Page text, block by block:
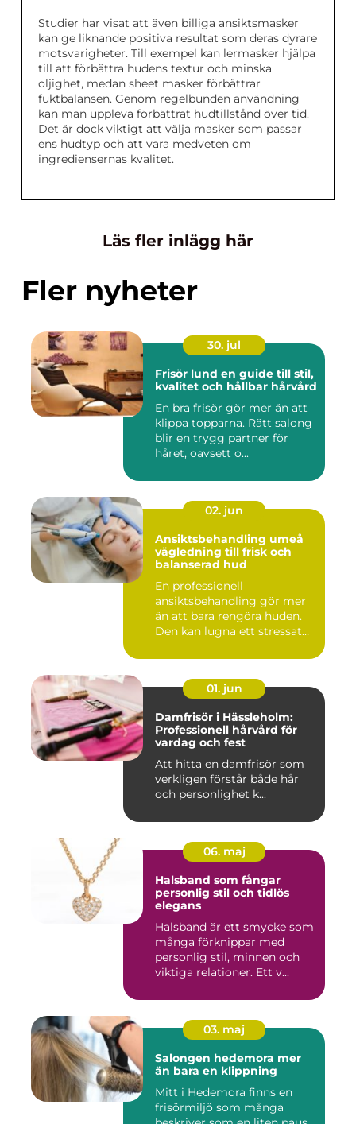
Studier har visat att även billiga ansiktsmasker
kan ge liknande positiva resultat som deras dyrare
motsvarigheter. Till exempel kan lermasker hjälpa
till att förbättra hudens textur och minska
oljighet, medan sheet masker förbättrar
fuktbalansen. Genom regelbunden användning
kan man uppleva förbättrat hudtillstånd över tid.
Det är dock viktigt att välja masker som passar
ens hudtyp och att vara medveten om
ingrediensernas kvalitet.
Läs fler inlägg här
Fler nyheter
30. jul
Frisör lund en guide till stil,
kvalitet och hållbar hårvård
En bra frisör gör mer än att
klippa topparna. Rätt salong
blir en trygg partner för
håret, oavsett o...
02. jun
Ansiktsbehandling umeå
vägledning till frisk och
balanserad hud
En professionell
ansiktsbehandling gör mer
än att bara rengöra huden.
Den kan lugna ett stressat
01. jun
Damfrisör i Hässleholm:
Professionell hårvård för
vardag och fest
Att hitta en damfrisör som
verkligen förstår både hår
och personlighet k...
06. maj
Halsband som fångar
personlig stil och tidlös
elegans
Halsband är ett smycke som
många förknippar med
personlig stil, minnen och
viktiga relationer. Ett v...
03. maj
Salongen hedemora mer
än bara en klippning
Mitt i Hedemora finns en
frisörmiljö som många